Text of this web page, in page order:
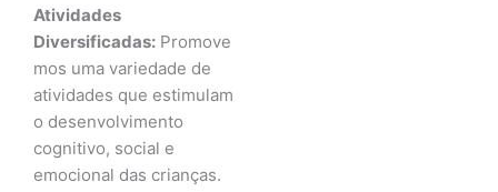
Atividades
Diversificadas: Promove
mos uma variedade de
atividades que estimulam
o desenvolvimento
cognitivo, social e
emocional das crianças.